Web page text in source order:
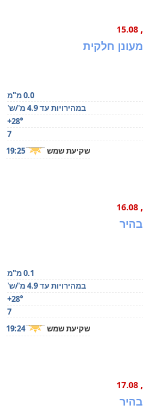
, 15.08
מעונן חלקית
0.0 מ"מ
במהירויות עד 4.9 מ'/ש'
+28°
7
שקיעת שמש 19:25
, 16.08
בהיר
0.1 מ"מ
במהירויות עד 4.9 מ'/ש'
+28°
7
שקיעת שמש 19:24
, 17.08
בהיר